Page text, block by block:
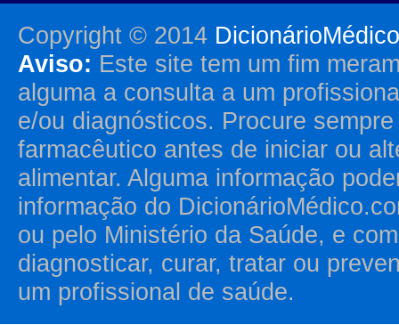
Copyright © 2014
Aviso: Este site tem um fim
alguma a consulta a um
e/ou diagnósticos. Procure
farmacêutico antes de iniciar ou
alimentar. Alguma informação
informação do
ou pelo Ministério da Saúde, e
diagnosticar, curar, tratar ou
um profissional de saúde.